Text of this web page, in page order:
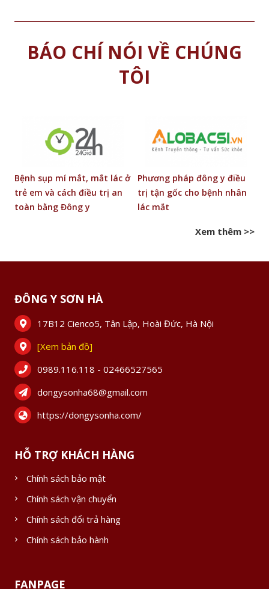
BÁO CHÍ NÓI VỀ CHÚNG
TÔI
Bệnh sụp mí mắt, mắt lác ở
trẻ em và cách điều trị an
toàn bằng Đông y
Phương pháp đông y điều
trị tận gốc cho bệnh nhân
lác mắt
Xem thêm >>
ĐÔNG Y SƠN HÀ
17B12 Cienco5, Tân Lập, Hoài Đức, Hà Nội
[Xem bản đồ]
0989.116.118 - 02466527565
dongysonha68@gmail.com
https://dongysonha.com/
HỖ TRỢ KHÁCH HÀNG
Chính sách bảo mật
Chính sách vận chuyển
Chính sách đổi trả hàng
Chính sách bảo hành
FANPAGE